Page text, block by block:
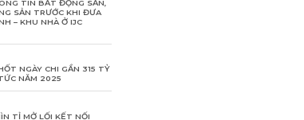
TIN BẤT ĐỘNG SẢN,
SẢN TRƯỚC KHI ĐƯA
– KHU NHÀ Ở IJC
NGÀY CHI GẦN 315 TỶ
NĂM 2025
TỈ MỞ LỐI KẾT NỐI